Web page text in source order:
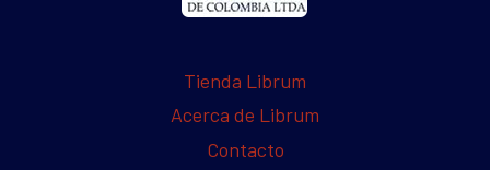
Tienda Librum
Acerca de Librum
Contacto